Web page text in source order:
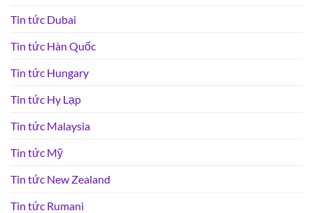
Tin tức Dubai
Tin tức Hàn Quốc
Tin tức Hungary
Tin tức Hy Lạp
Tin tức Malaysia
Tin tức Mỹ
Tin tức New Zealand
Tin tức Rumani